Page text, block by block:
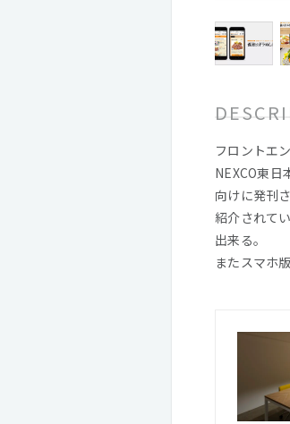
フロントエ
NEXCO東
向けに発刊
紹介されて
出来る。
またスマホ